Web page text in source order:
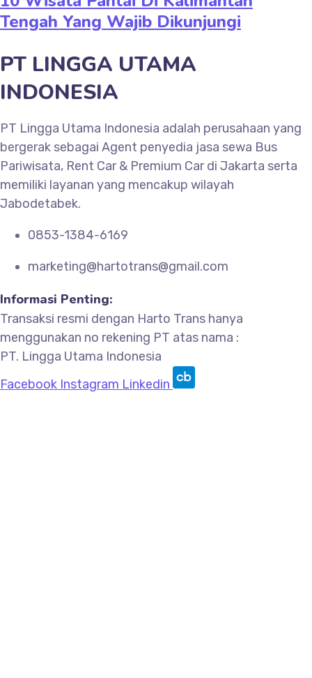
Tengah Yang Wajib Dikunjungi
PT LINGGA UTAMA
INDONESIA
PT Lingga Utama Indonesia adalah perusahaan yang
bergerak sebagai Agent penyedia jasa sewa Bus
Pariwisata, Rent Car & Premium Car di Jakarta serta
memiliki layanan yang mencakup wilayah
Jabodetabek.
0853-1384-6169
marketing@hartotrans@gmail.com
Informasi Penting:
Transaksi resmi dengan Harto Trans hanya
menggunakan no rekening PT atas nama :
PT. Lingga Utama Indonesia
Facebook Instagram Linkedin